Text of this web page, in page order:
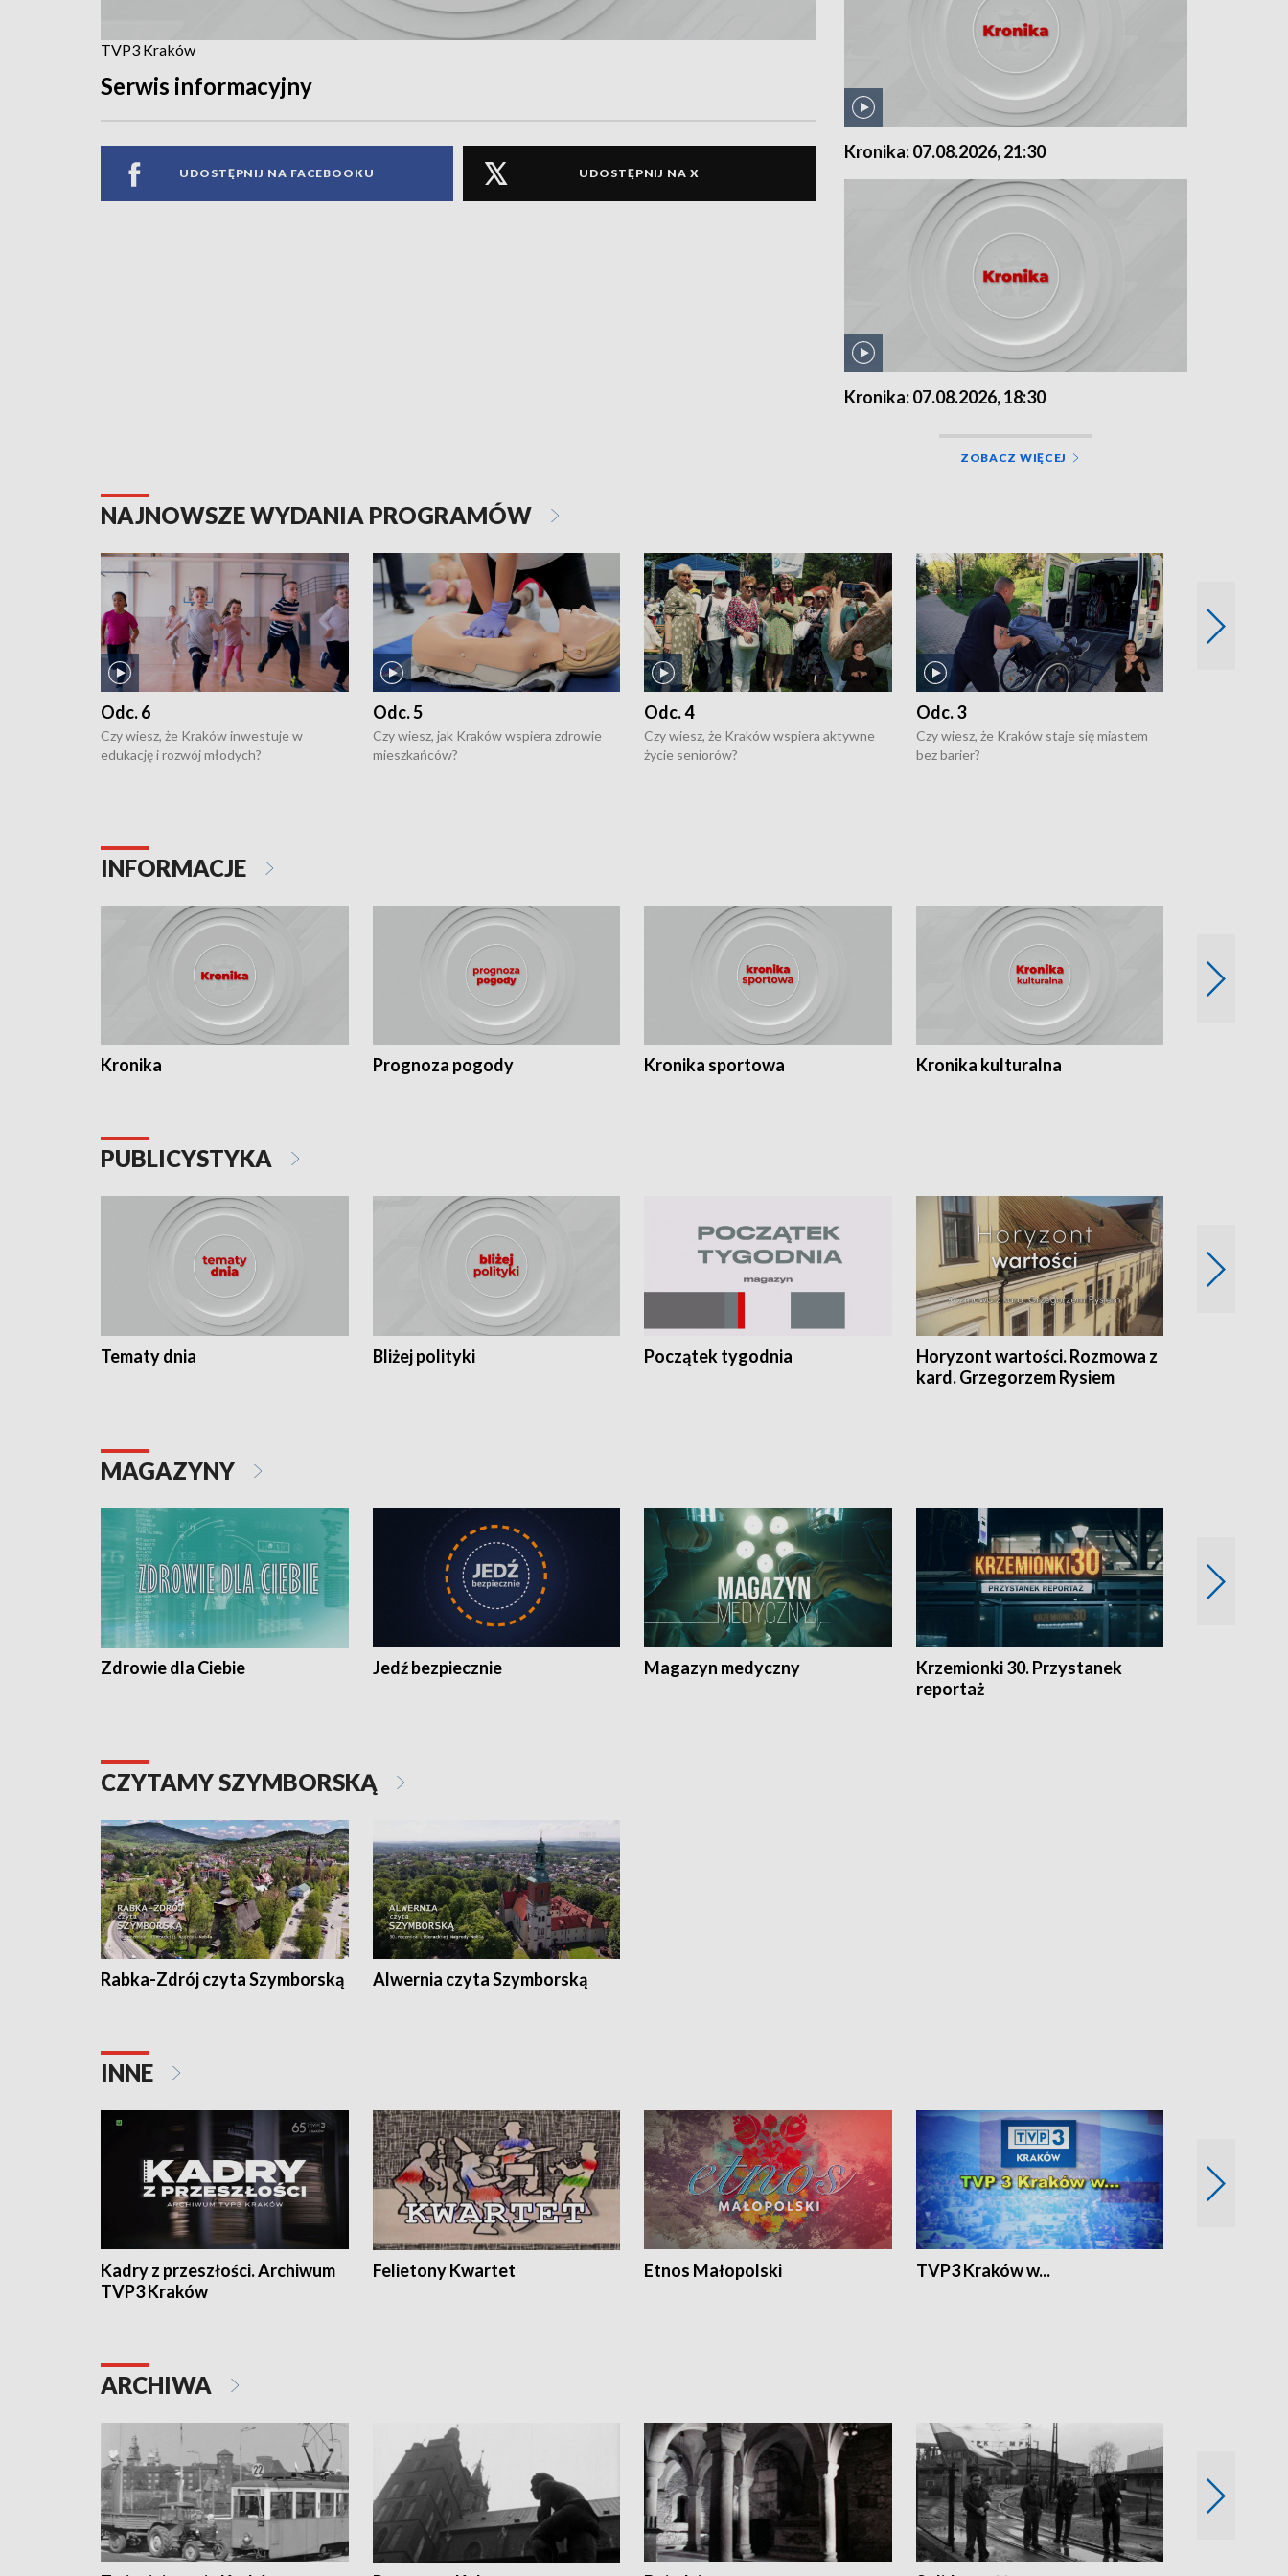
TVP3 Kraków
Serwis informacyjny
UDOSTĘPNIJ NA FACEBOOKU UDOSTĘPNIJ NA X
Kronika: 07.08.2026, 21:30
Kronika: 07.08.2026, 18:30
ZOBACZ WIĘCEJ
NAJNOWSZE WYDANIA PROGRAMÓW
Odc. 6
Czy wiesz, że Kraków inwestuje w
edukację i rozwój młodych?
Odc. 5
Czy wiesz, jak Kraków wspiera zdrowie
mieszkańców?
Odc. 4
Czy wiesz, że Kraków wspiera aktywne
życie seniorów?
Odc. 3
Czy wiesz, że Kraków staje się miastem
bez barier?
INFORMACJE
Kronika Prognoza pogody Kronika sportowa Kronika kulturalna
PUBLICYSTYKA
Tematy dnia Bliżej polityki Początek tygodnia
Horyzont wartości. Rozmowa z
kard. Grzegorzem Rysiem
MAGAZYNY
Zdrowie dla Ciebie Jedź bezpiecznie Magazyn medyczny
Krzemionki 30. Przystanek
reportaż
CZYTAMY SZYMBORSKĄ
Rabka-Zdrój czyta Szymborską Alwernia czyta Szymborską
INNE
Kadry z przeszłości. Archiwum
TVP3 Kraków
Felietony Kwartet Etnos Małopolski TVP3 Kraków w...
ARCHIWA